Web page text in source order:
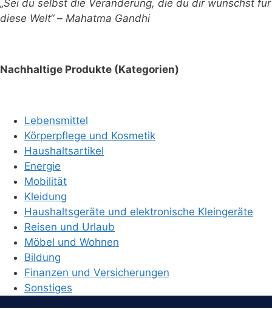
„Sei du selbst die Veränderung, die du dir wünschst für
diese Welt“ – Mahatma Gandhi
Nachhaltige Produkte (Kategorien)
Lebensmittel
Körperpflege und Kosmetik
Haushaltsartikel
Energie
Mobilität
Kleidung
Haushaltsgeräte und elektronische Kleingeräte
Reisen und Urlaub
Möbel und Wohnen
Bildung
Finanzen und Versicherungen
Sonstiges